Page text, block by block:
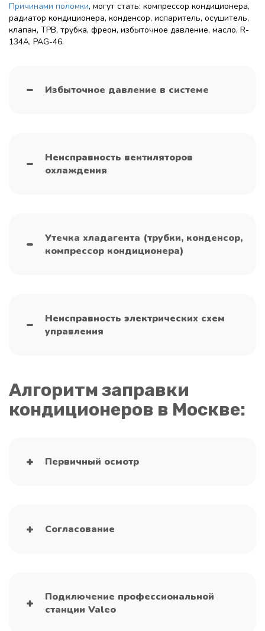
Причинами поломки, могут стать: компрессор кондиционера,
радиатор кондиционера, конденсор, испаритель, осушитель,
клапан, ТРВ, трубка, фреон, избыточное давление, масло, R-
134A, PAG-46.
Избыточное давление в системе
Неисправность вентиляторов
охлаждения
Утечка хладагента (трубки, конденсор,
компрессор кондиционера)
Неисправность электрических схем
управления
Алгоритм заправки
кондиционеров в Москве:
Первичный осмотр
Согласование
Подключение профессиональной
станции Valeo